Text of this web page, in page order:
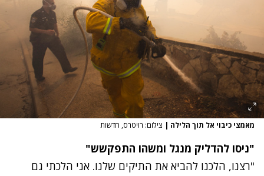
מאמצי כיבוי אל תוך הלילה | צילום: רויטרס, חדשות
"ניסו להדליק מנגל ומשהו התפקשש"
"רצנו, הלכנו להביא את התיקים שלנו. אני הלכתי גם